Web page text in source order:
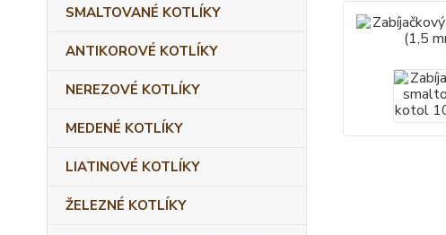
SMALTOVANÉ KOTLÍKY
ANTIKOROVÉ KOTLÍKY
NEREZOVÉ KOTLÍKY
MEDENÉ KOTLÍKY
LIATINOVÉ KOTLÍKY
ŽELEZNÉ KOTLÍKY